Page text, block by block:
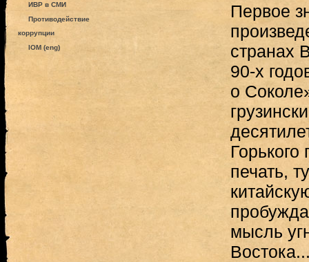
ИВР в СМИ
Противодействие
коррупции
IOM (eng)
Первое
странах
90-х
о
печать,
мысль